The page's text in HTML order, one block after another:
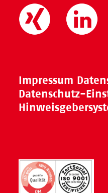
Impressum
Datenschutz-